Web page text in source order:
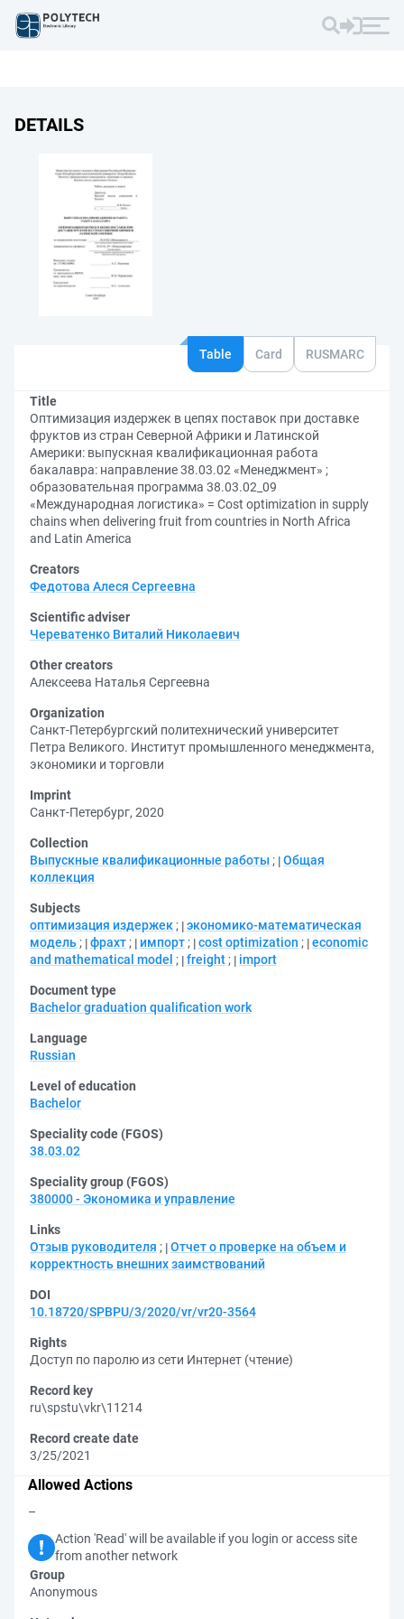
DETAILS
Table Card RUSMARC
Title
Оптимизация издержек в цепях поставок при доставке
фруктов из стран Северной Африки и Латинской
Америки: выпускная квалификационная работа
бакалавра: направление 38.03.02 «Менеджмент» ;
образовательная программа 38.03.02_09
«Международная логистика» = Cost optimization in supply
chains when delivering fruit from countries in North Africa
and Latin America
Creators
Федотова Алеся Сергеевна
Scientific adviser
Череватенко Виталий Николаевич
Other creators
Алексеева Наталья Сергеевна
Organization
Санкт-Петербургский политехнический университет
Петра Великого. Институт промышленного менеджмента,
экономики и торговли
Imprint
Санкт-Петербург, 2020
Collection
Выпускные квалификационные работы ; Общая
коллекция
Subjects
оптимизация издержек ; экономико-математическая
модель ; фрахт ; импорт ; cost optimization ; economic
and mathematical model ; freight ; import
Document type
Bachelor graduation qualification work
Language
Russian
Level of education
Bachelor
Speciality code (FGOS)
38.03.02
Speciality group (FGOS)
380000 - Экономика и управление
Links
Отзыв руководителя ; Отчет о проверке на объем и
корректность внешних заимствований
DOI
10.18720/SPBPU/3/2020/vr/vr20-3564
Rights
Доступ по паролю из сети Интернет (чтение)
Record key
ru\spstu\vkr\11214
Record create date
3/25/2021
Allowed Actions
–
Action 'Read' will be available if you login or access site
from another network
Group
Anonymous